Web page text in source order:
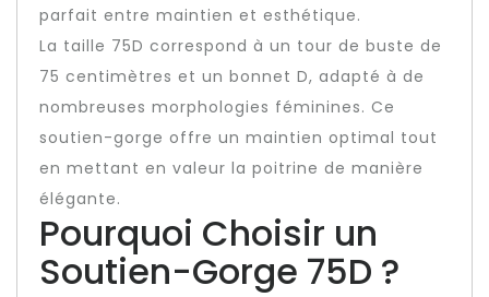
parfait entre maintien et esthétique.
La taille 75D correspond à un tour de buste de
75 centimètres et un bonnet D, adapté à de
nombreuses morphologies féminines. Ce
soutien-gorge offre un maintien optimal tout
en mettant en valeur la poitrine de manière
élégante.
Pourquoi Choisir un
Soutien-Gorge 75D ?